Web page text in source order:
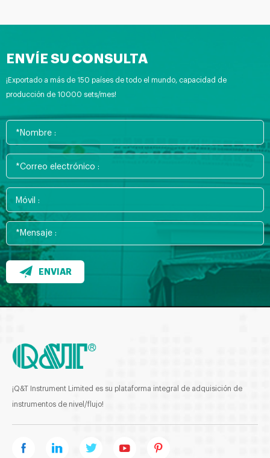
ENVÍE SU CONSULTA
¡Exportado a más de 150 países de todo el mundo, capacidad de
producción de 10000 sets/mes!
ENVIAR
¡Q&T Instrument Limited es su plataforma integral de adquisición de
instrumentos de nivel/flujo!